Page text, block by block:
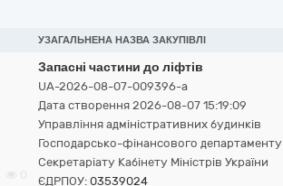
УЗАГАЛЬНЕНА НАЗВА ЗАКУПІВЛІ
Запасні частини до ліфтів
UA-2026-08-07-009396-a
Дата створення 2026-08-07 15:19:09
Управління адміністративних будинків
Господарсько-фінансового департаменту
Секретаріату Кабінету Міністрів України
ЄДРПОУ: 03539024